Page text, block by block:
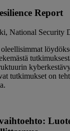
Report
National Security
tutkimukset on